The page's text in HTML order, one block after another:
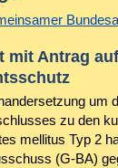
mit Antrag auf
um
zu den
mellitus Typ 2
(G-BA)